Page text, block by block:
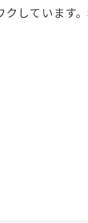
しています